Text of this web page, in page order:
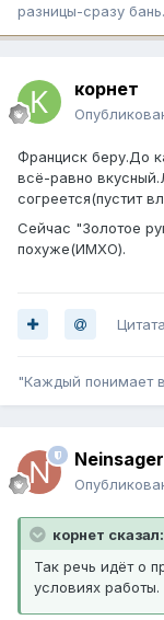
разницы-сразу бань.
корнет
Франциск беру.До
всё-равно
согреется(пустит
Сейчас "Золотое
похуже(ИМХО).
Цитата
"Каждый понимает
Neinsager
корнет сказал:
Так речь идёт о
условиях работы.